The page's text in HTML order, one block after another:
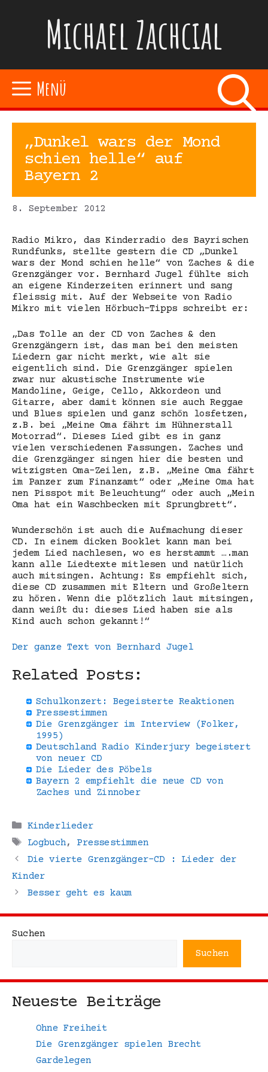
Michael Zachcial
Menü
„Dunkel wars der Mond
schien helle“ auf
Bayern 2
8. September 2012
Radio Mikro, das Kinderradio des Bayrischen
Rundfunks, stellte gestern die CD „Dunkel
wars der Mond schien helle“ von Zaches & die
Grenzgänger vor. Bernhard Jugel fühlte sich
an eigene Kinderzeiten erinnert und sang
fleissig mit. Auf der Webseite von Radio
Mikro mit vielen Hörbuch-Tipps schreibt er:
„Das Tolle an der CD von Zaches & den
Grenzgängern ist, das man bei den meisten
Liedern gar nicht merkt, wie alt sie
eigentlich sind. Die Grenzgänger spielen
zwar nur akustische Instrumente wie
Mandoline, Geige, Cello, Akkordeon und
Gitarre, aber damit können sie auch Reggae
und Blues spielen und ganz schön losfetzen,
z.B. bei „Meine Oma fährt im Hühnerstall
Motorrad“. Dieses Lied gibt es in ganz
vielen verschiedenen Fassungen. Zaches und
die Grenzgänger singen hier die besten und
witzigsten Oma-Zeilen, z.B. „Meine Oma fährt
im Panzer zum Finanzamt“ oder „Meine Oma hat
nen Pisspot mit Beleuchtung“ oder auch „Mein
Oma hat ein Waschbecken mit Sprungbrett“.
Wunderschön ist auch die Aufmachung dieser
CD. In einem dicken Booklet kann man bei
jedem Lied nachlesen, wo es herstammt ….man
kann alle Liedtexte mitlesen und natürlich
auch mitsingen. Achtung: Es empfiehlt sich,
diese CD zusammen mit Eltern und Großeltern
zu hören. Wenn die plötzlich laut mitsingen,
dann weißt du: dieses Lied haben sie als
Kind auch schon gekannt!“
Der ganze Text von Bernhard Jugel
Related Posts:
Schulkonzert: Begeisterte Reaktionen
Pressestimmen
Die Grenzgänger im Interview (Folker,
1995)
Deutschland Radio Kinderjury begeistert
von neuer CD
Die Lieder des Pöbels
Bayern 2 empfiehlt die neue CD von
Zaches und Zinnober
Kategorien
Kinderlieder
Schlagwörter
Logbuch, Pressestimmen
Die vierte Grenzgänger-CD : Lieder der
Kinder
Besser geht es kaum
Suchen
Suchen
Neueste Beiträge
Ohne Freiheit
Die Grenzgänger spielen Brecht
Gardelegen